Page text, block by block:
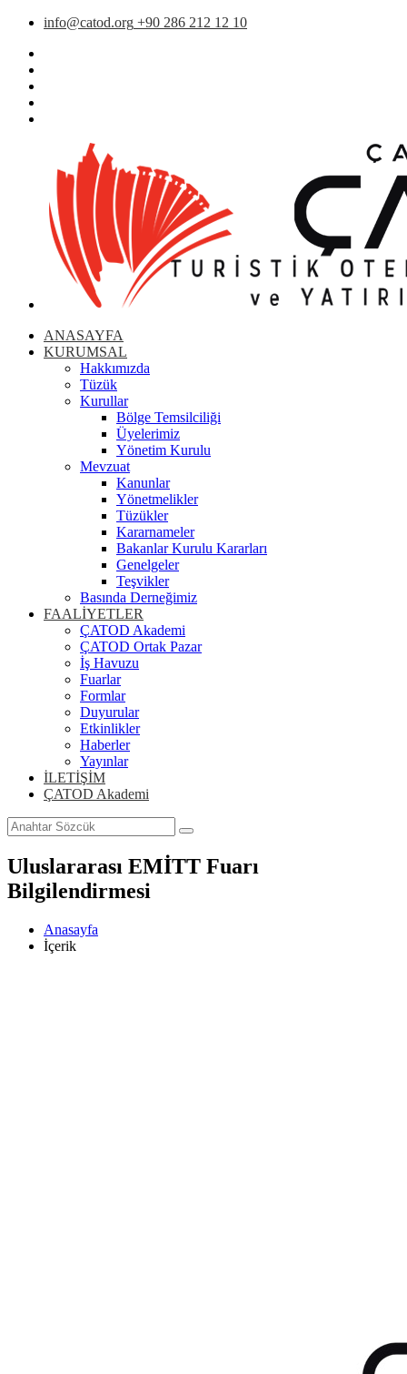
info@catod.org +90 286 212 12 10
ANASAYFA
KURUMSAL
Hakkımızda
Tüzük
Kurullar
Bölge Temsilciliği
Üyelerimiz
Yönetim Kurulu
Mevzuat
Kanunlar
Yönetmelikler
Tüzükler
Kararnameler
Bakanlar Kurulu Kararları
Genelgeler
Teşvikler
Basında Derneğimiz
FAALİYETLER
ÇATOD Akademi
ÇATOD Ortak Pazar
İş Havuzu
Fuarlar
Formlar
Duyurular
Etkinlikler
Haberler
Yayınlar
İLETİŞİM
ÇATOD Akademi
Uluslararası EMİTT Fuarı
Bilgilendirmesi
Anasayfa
İçerik